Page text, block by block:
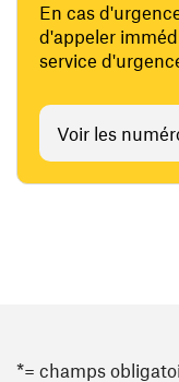
En cas
d'appeler
service
Voir les
*= champs